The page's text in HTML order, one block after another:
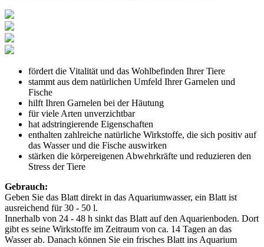
fördert die Vitalität und das Wohlbefinden Ihrer Tiere
stammt aus dem natürlichen Umfeld Ihrer Garnelen und
Fische
hilft Ihren Garnelen bei der Häutung
für viele Arten unverzichtbar
hat adstringierende Eigenschaften
enthalten zahlreiche natürliche Wirkstoffe, die sich positiv auf
das Wasser und die Fische auswirken
stärken die körpereigenen Abwehrkräfte und reduzieren den
Stress der Tiere
Gebrauch:
Geben Sie das Blatt direkt in das Aquariumwasser, ein Blatt ist
ausreichend für 30 - 50 l.
Innerhalb von 24 - 48 h sinkt das Blatt auf den Aquarienboden. Dort
gibt es seine Wirkstoffe im Zeitraum von ca. 14 Tagen an das
Wasser ab. Danach können Sie ein frisches Blatt ins Aquarium